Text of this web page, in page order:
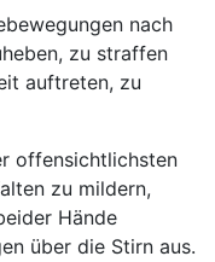
nach
zu straffen
auftreten, zu
offensichtlichsten
zu mildern,
Hände
über die Stirn aus.